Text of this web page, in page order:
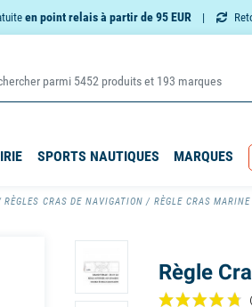
en point relais à partir de 95 EUR
SPORTS NAUTIQUES MARQUES
RÈGLES CRAS DE NAVIGATION RÈGLE CRAS
Règle